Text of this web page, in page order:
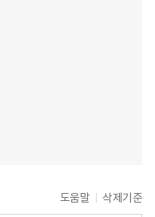
도움말 삭제기준